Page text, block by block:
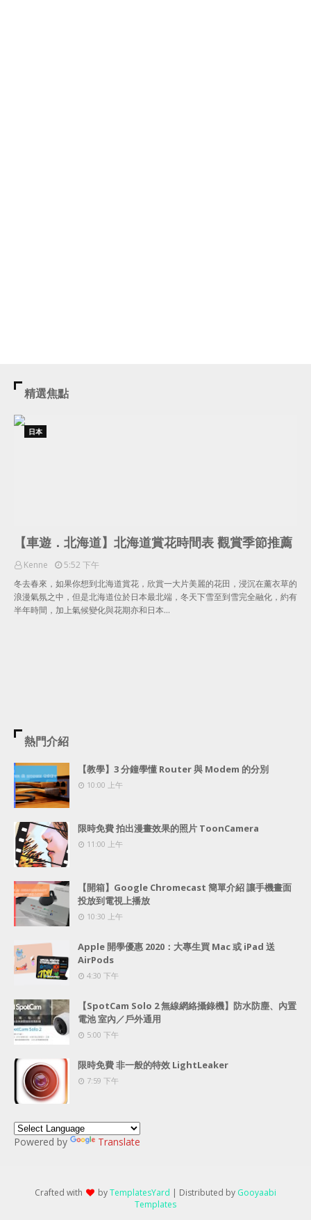
精選焦點
日本
【車遊．北海道】北海道賞花時間表 觀賞季節推薦
Kenne
5:52 下午
冬去春來，如果你想到北海道賞花，欣賞一大片美麗的花田，浸沉在薰衣草的
浪漫氣氛之中，但是北海道位於日本最北端，冬天下雪至到雪完全融化，約有
半年時間，加上氣候變化與花期亦和日本…
熱門介紹
【教學】3 分鐘學懂 Router 與 Modem 的分別
10:00 上午
限時免費 拍出漫畫效果的照片 ToonCamera
11:00 上午
【開箱】Google Chromecast 簡單介紹 讓手機畫面
投放到電視上播放
10:30 上午
Apple 開學優惠 2020：大專生買 Mac 或 iPad 送
AirPods
4:30 下午
【SpotCam Solo 2 無線網絡攝錄機】防水防塵、內置
電池 室內／戶外通用
5:00 下午
限時免費 非一般的特效 LightLeaker
7:59 下午
Powered by Translate
Crafted with byTemplatesYard | Distributed by Gooyaabi
Templates